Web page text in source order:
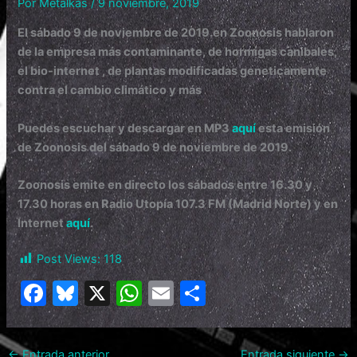
PorMetalkas/9 noviembre, 2019
El sábado 9 de noviembre de 2019.en Zoonosis hablaron
de la empresa más contaminante, de hormigas canibales,
el bio-internet , de plantas modificadas geneticamente
contra el cambio climático y más
Puedes escuchar y descargar en MP3aquíesta emisión
de Zoonosis del sábado 9 de noviembre de 2019.
Zoonosisemite en directo los sábados entre 16.30 y
17.30 horas en Radio Utopía 107.3 FM (Madrid Norte) y en
Internetaquí.
Post Views: 118
F
a
c
Bl
u
e
X W
h
E
m
C
o
m